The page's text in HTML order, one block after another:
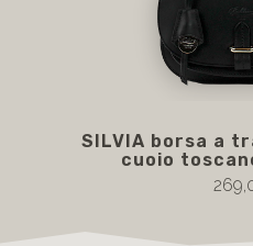
SILVIA borsa a
cuoio